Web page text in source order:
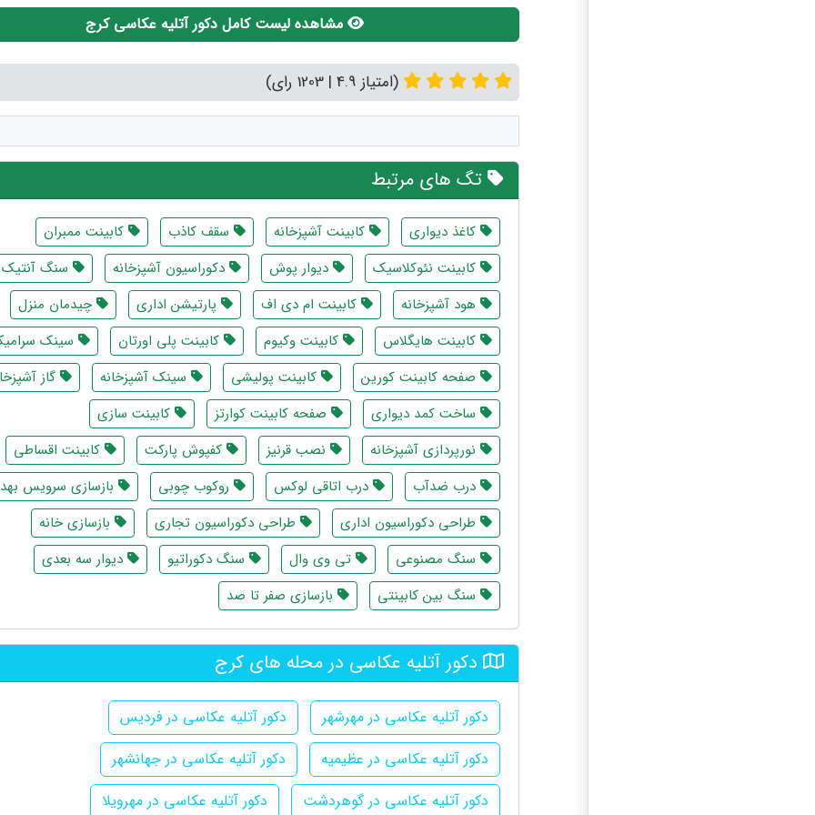
مشاهده لیست کامل دکور آتلیه عکاسی کرج
(امتیاز 4.9 | 1203 رای)
تگ های مرتبط
کاغذ دیواری کابینت آشپزخانه سقف کاذب
کابینت ممبران
کابینت نئوکلاسیک
دیوار پوش دکوراسیون آشپزخانه
سنگ آنتیک
هود آشپزخانه
کابینت ام دی اف پارتیشن اداری
چیدمان منزل
کابینت هایگلاس
کابینت وکیوم کابینت پلی اورتان
سینک
صفحه کابینت کورین
کابینت پولیشی سینک آشپزخانه
گاز
ساخت کمد دیواری
صفحه کابینت کوارتز
کابینت سازی
نورپردازی آشپزخانه
نصب قرنیز کفپوش پارکت
کابینت اقساطی
درب ضدآب
درب اتاقی لوکس روکوب چوبی
بازسازی سرویس
طراحی دکوراسیون اداری
طراحی دکوراسیون تجاری
بازسازی خانه
سنگ مصنوعی
تی وی وال سنگ دکوراتیو
دیوار سه بعدی
سنگ بین کابینتی
بازسازی صفر تا صد
دکور آتلیه عکاسی در محله های کرج
دکور آتلیه عکاسی در مهرشهر
دکور آتلیه عکاسی در فردیس
دکور آتلیه عکاسی در عظیمیه
دکور آتلیه عکاسی در جهانشهر
دکور آتلیه عکاسی در گوهردشت
دکور آتلیه عکاسی در مهرویلا